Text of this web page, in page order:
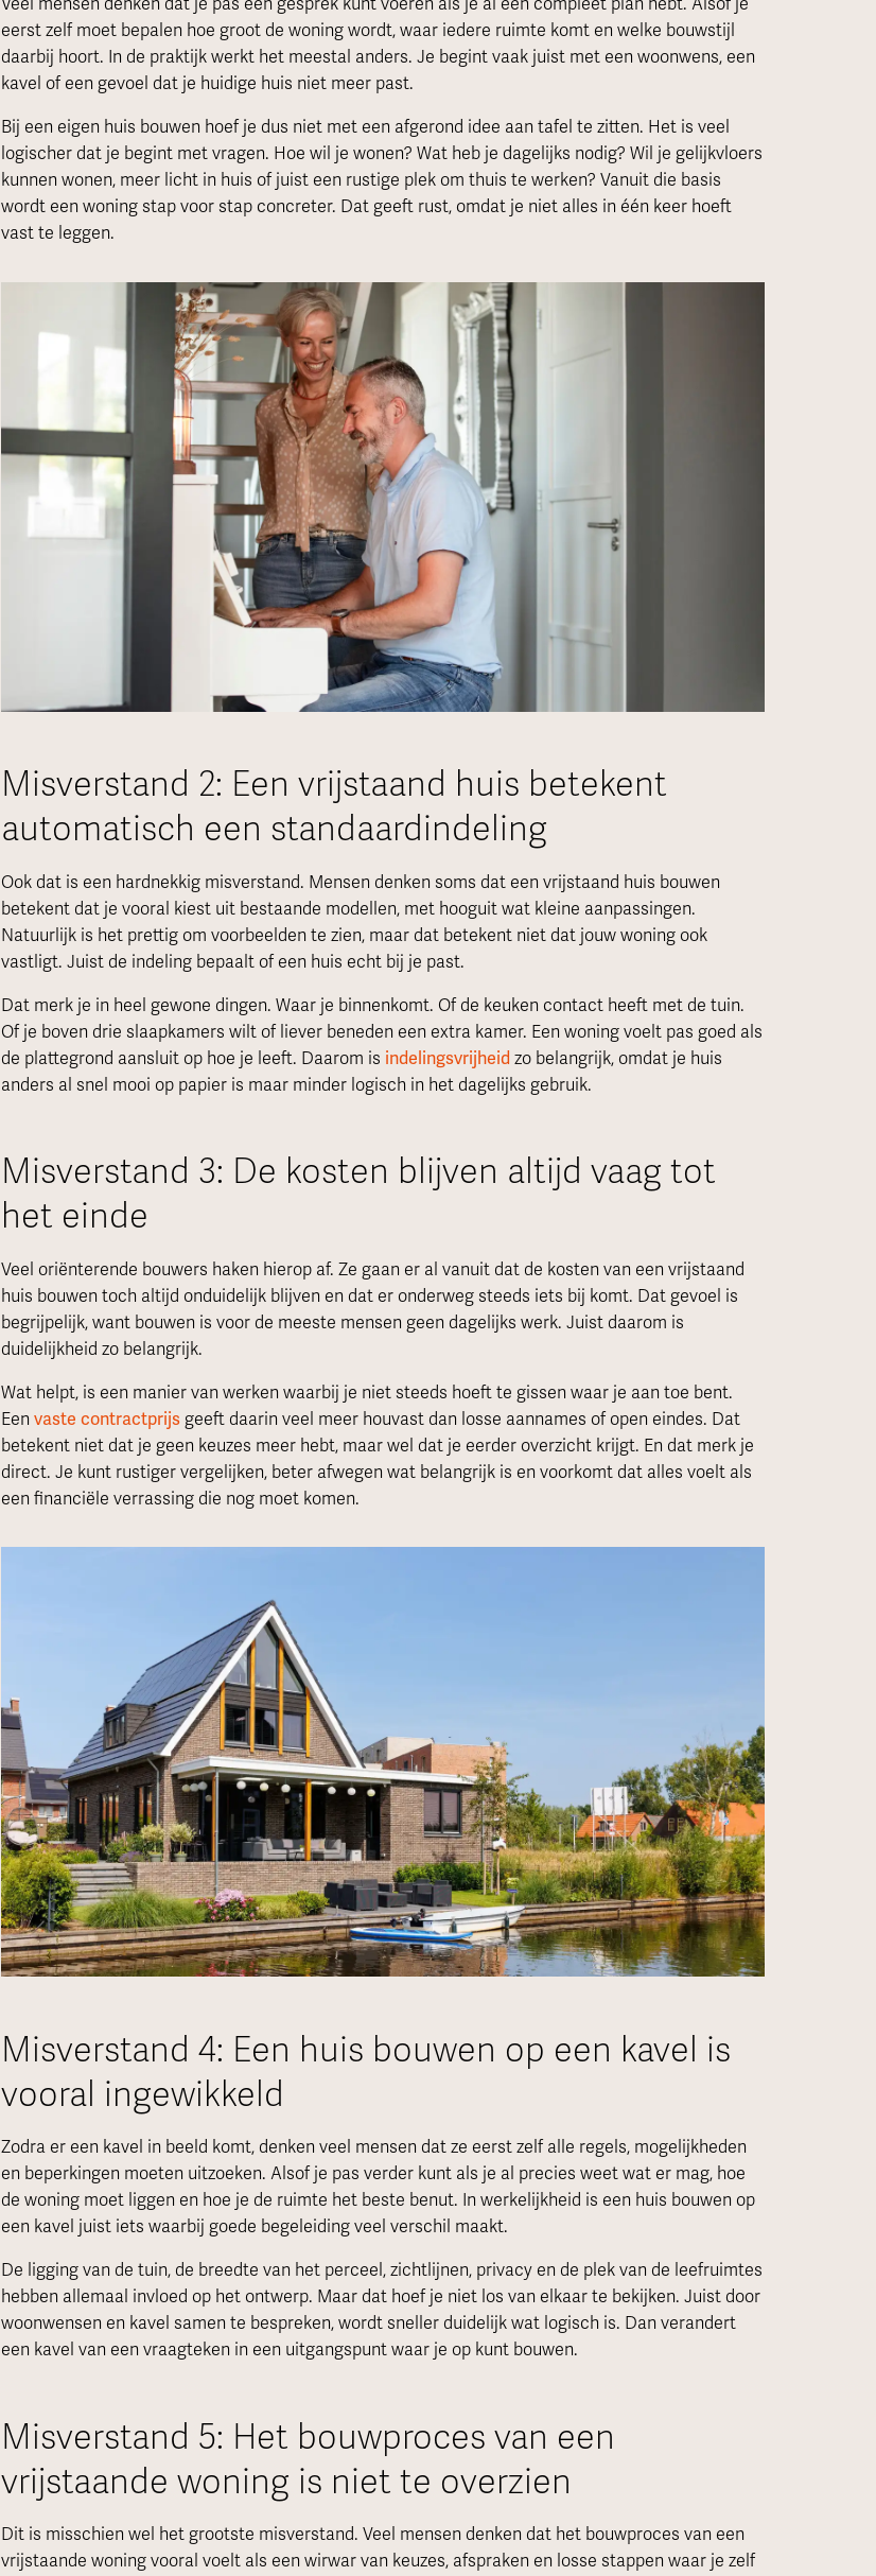
Veel mensen denken dat je pas een gesprek kunt voeren als je al een compleet plan hebt. Alsof je
eerst zelf moet bepalen hoe groot de woning wordt, waar iedere ruimte komt en welke bouwstijl
daarbij hoort. In de praktijk werkt het meestal anders. Je begint vaak juist met een woonwens, een
kavel of een gevoel dat je huidige huis niet meer past.
Bij een eigen huis bouwen hoef je dus niet met een afgerond idee aan tafel te zitten. Het is veel
logischer dat je begint met vragen. Hoe wil je wonen? Wat heb je dagelijks nodig? Wil je gelijkvloers
kunnen wonen, meer licht in huis of juist een rustige plek om thuis te werken? Vanuit die basis
wordt een woning stap voor stap concreter. Dat geeft rust, omdat je niet alles in één keer hoeft
vast te leggen.
Misverstand 2: Een vrijstaand huis betekent
automatisch een standaardindeling
Ook dat is een hardnekkig misverstand. Mensen denken soms dat een vrijstaand huis bouwen
betekent dat je vooral kiest uit bestaande modellen, met hooguit wat kleine aanpassingen.
Natuurlijk is het prettig om voorbeelden te zien, maar dat betekent niet dat jouw woning ook
vastligt. Juist de indeling bepaalt of een huis echt bij je past.
Dat merk je in heel gewone dingen. Waar je binnenkomt. Of de keuken contact heeft met de tuin.
Of je boven drie slaapkamers wilt of liever beneden een extra kamer. Een woning voelt pas goed als
de plattegrond aansluit op hoe je leeft. Daarom is indelingsvrijheid zo belangrijk, omdat je huis
anders al snel mooi op papier is maar minder logisch in het dagelijks gebruik.
Misverstand 3: De kosten blijven altijd vaag tot
het einde
Veel oriënterende bouwers haken hierop af. Ze gaan er al vanuit dat de kosten van een vrijstaand
huis bouwen toch altijd onduidelijk blijven en dat er onderweg steeds iets bij komt. Dat gevoel is
begrijpelijk, want bouwen is voor de meeste mensen geen dagelijks werk. Juist daarom is
duidelijkheid zo belangrijk.
Wat helpt, is een manier van werken waarbij je niet steeds hoeft te gissen waar je aan toe bent.
Een vaste contractprijsgeeft daarin veel meer houvast dan losse aannames of open eindes. Dat
betekent niet dat je geen keuzes meer hebt, maar wel dat je eerder overzicht krijgt. En dat merk je
direct. Je kunt rustiger vergelijken, beter afwegen wat belangrijk is en voorkomt dat alles voelt als
een financiële verrassing die nog moet komen.
Misverstand 4: Een huis bouwen op een kavel is
vooral ingewikkeld
Zodra er een kavel in beeld komt, denken veel mensen dat ze eerst zelf alle regels, mogelijkheden
en beperkingen moeten uitzoeken. Alsof je pas verder kunt als je al precies weet wat er mag, hoe
de woning moet liggen en hoe je de ruimte het beste benut. In werkelijkheid is een huis bouwen op
een kavel juist iets waarbij goede begeleiding veel verschil maakt.
De ligging van de tuin, de breedte van het perceel, zichtlijnen, privacy en de plek van de leefruimtes
hebben allemaal invloed op het ontwerp. Maar dat hoef je niet los van elkaar te bekijken. Juist door
woonwensen en kavel samen te bespreken, wordt sneller duidelijk wat logisch is. Dan verandert
een kavel van een vraagteken in een uitgangspunt waar je op kunt bouwen.
Misverstand 5: Het bouwproces van een
vrijstaande woning is niet te overzien
Dit is misschien wel het grootste misverstand. Veel mensen denken dat het bouwproces van een
vrijstaande woning vooral voelt als een wirwar van keuzes, afspraken en losse stappen waar je zelf